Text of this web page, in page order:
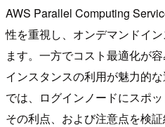
AWS Parallel Computing
性を重視し、オンデマンドイ
ます。一方でコスト最適化が
インスタンスの利用が魅力的
では、ログインノードにスポ
その利点、および注意点を検証